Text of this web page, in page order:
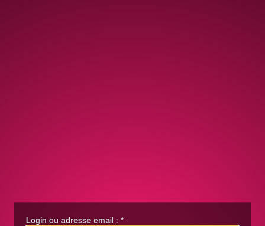
Login ou adresse email : *